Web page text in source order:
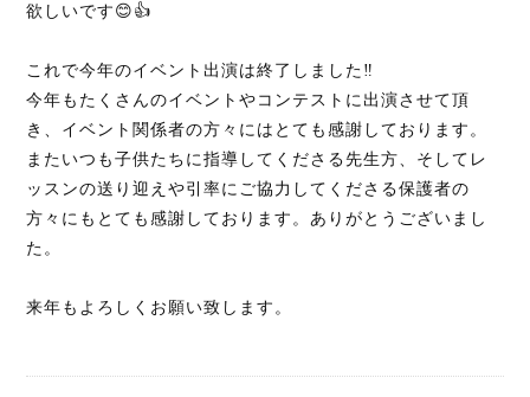
欲しいです😊👍
これで今年のイベント出演は終了しました‼️
今年もたくさんのイベントやコンテストに出演させて頂
き、イベント関係者の方々にはとても感謝しております。
またいつも子供たちに指導してくださる先生方、そしてレ
ッスンの送り迎えや引率にご協力してくださる保護者の
方々にもとても感謝しております。ありがとうございまし
た。
来年もよろしくお願い致します。